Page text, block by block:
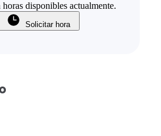
disponibles actualmente.
Solicitar hora